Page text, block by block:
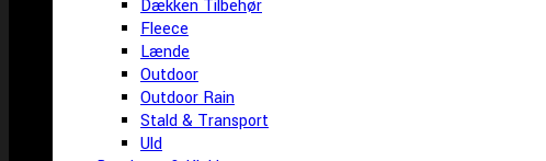
Dækken Tilbehør
Fleece
Lænde
Outdoor
Outdoor Rain
Stald & Transport
Uld